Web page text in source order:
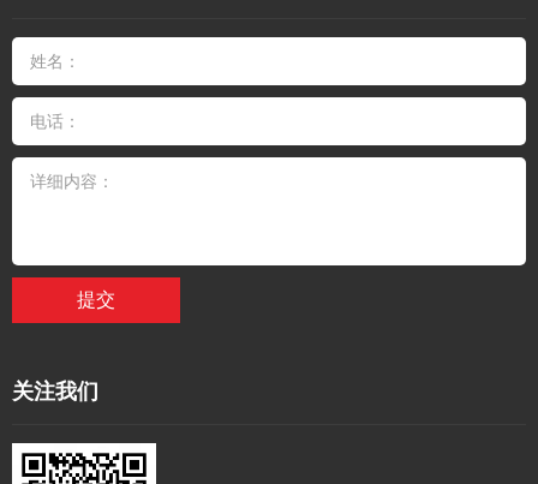
提交
关注我们